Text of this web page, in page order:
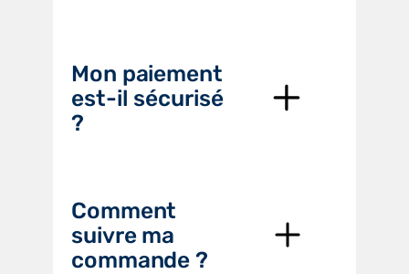
Mon paiement
est-il sécurisé
?
Comment
suivre ma
commande ?